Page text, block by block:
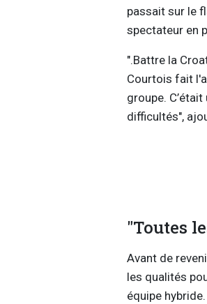
passait sur le
spectateur en
".Battre la
Courtois fait
groupe.
difficultés",
"Toutes
Avant de
les qualités
équipe